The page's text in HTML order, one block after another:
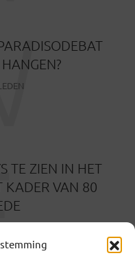
TE ZIEN IN HET
KADER VAN 80